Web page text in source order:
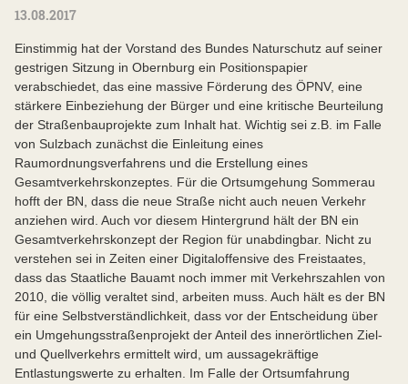
13.08.2017
Einstimmig hat der Vorstand des Bundes Naturschutz auf seiner
gestrigen Sitzung in Obernburg ein Positionspapier
verabschiedet, das eine massive Förderung des ÖPNV, eine
stärkere Einbeziehung der Bürger und eine kritische Beurteilung
der Straßenbauprojekte zum Inhalt hat. Wichtig sei z.B. im Falle
von Sulzbach zunächst die Einleitung eines
Raumordnungsverfahrens und die Erstellung eines
Gesamtverkehrskonzeptes. Für die Ortsumgehung Sommerau
hofft der BN, dass die neue Straße nicht auch neuen Verkehr
anziehen wird. Auch vor diesem Hintergrund hält der BN ein
Gesamtverkehrskonzept der Region für unabdingbar. Nicht zu
verstehen sei in Zeiten einer Digitaloffensive des Freistaates,
dass das Staatliche Bauamt noch immer mit Verkehrszahlen von
2010, die völlig veraltet sind, arbeiten muss. Auch hält es der BN
für eine Selbstverständlichkeit, dass vor der Entscheidung über
ein Umgehungsstraßenprojekt der Anteil des innerörtlichen Ziel-
und Quellverkehrs ermittelt wird, um aussagekräftige
Entlastungswerte zu erhalten. Im Falle der Ortsumfahrung